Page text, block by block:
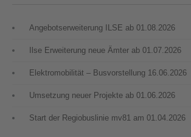
Angebotserweiterung ILSE ab 01.08.2026
Ilse Erweiterung neue Ämter ab 01.07.2026
Elektromobilität – Busvorstellung 16.06.2026
Umsetzung neuer Projekte ab 01.06.2026
Start der Regiobuslinie mv81 am 01.04.2026